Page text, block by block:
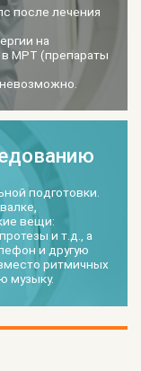
после лечения
на
МРТ (препараты
подготовки.
вещи:
и т.д., а
и другую
ритмичных
музыку.